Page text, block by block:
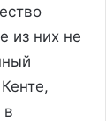
из них не
в